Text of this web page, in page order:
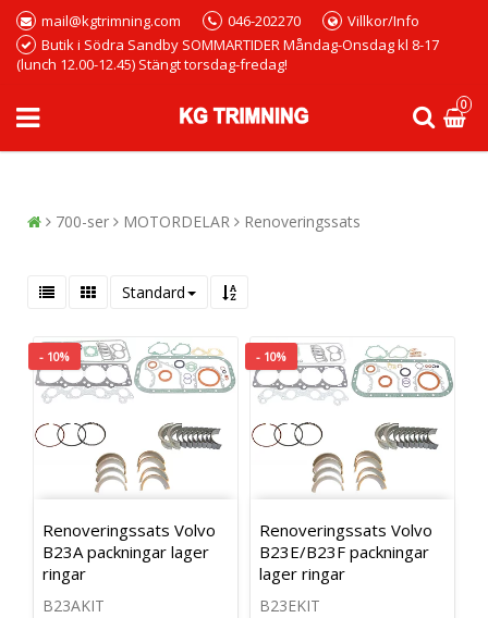
mail@kgtrimning.com 046-202270
Villkor/Info
Butik i Södra Sandby SOMMARTIDER Måndag-Onsdag kl 8-17
(lunch 12.00-12.45) Stängt torsdag-fredag!
0
700-ser MOTORDELAR Renoveringssats
Standard
- 10%
Renoveringssats Volvo
B23A packningar lager
ringar
B23AKIT
- 10%
Renoveringssats Volvo
B23E/B23F packningar
lager ringar
B23EKIT